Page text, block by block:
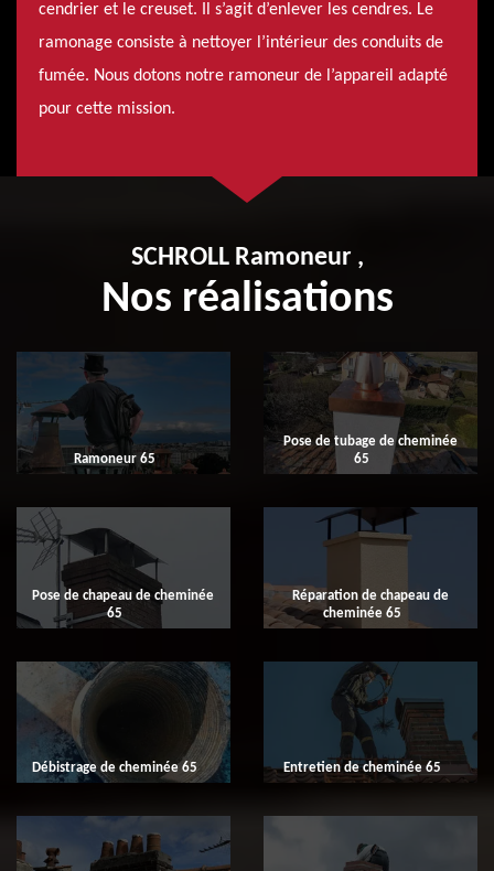
cendrier et le creuset. Il s’agit d’enlever les cendres. Le
ramonage consiste à nettoyer l’intérieur des conduits de
fumée. Nous dotons notre ramoneur de l’appareil adapté
pour cette mission.
SCHROLL Ramoneur ,
Nos réalisations
Ramoneur 65
Pose de tubage de cheminée
65
Pose de chapeau de cheminée
65
Réparation de chapeau de
cheminée 65
Débistrage de cheminée 65 Entretien de cheminée 65